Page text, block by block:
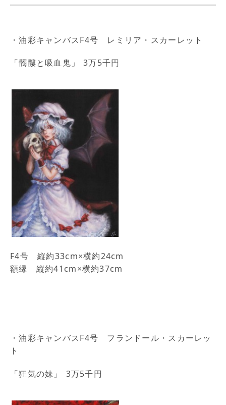
・油彩キャンバスF4号 レミリア・スカーレット
「髑髏と吸血鬼」 3万5千円
F4号 縦約33cm×横約24cm
額縁 縦約41cm×横約37cm
・油彩キャンバスF4号 フランドール・スカーレッ
ト
「狂気の妹」 3万5千円